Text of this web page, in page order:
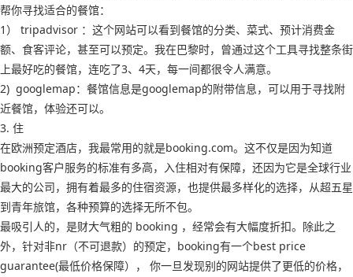
帮你寻找适合的餐馆：
1） tripadvisor ：这个网站可以看到餐馆的分类、菜式、预计消费金
额、食客评论，甚至可以预定。我在巴黎时，曾通过这个工具寻找整条街
上最好吃的餐馆，连吃了3、4天，每一间都很令人满意。
2) googlemap：餐馆信息是googlemap的附带信息，可以用于寻找附
近餐馆，体验还可以。
3. 住
在欧洲预定酒店，我最常用的就是booking.com。这不仅是因为知道
booking客户服务的标准有多高，入住相对有保障，还因为它是全球行业
最大的公司，拥有着最多的住宿资源，也提供最多样化的选择，从超五星
到青年旅馆，各种预算的选择无所不包。
最吸引人的，是财大气粗的 booking ，经常会有大幅度折扣。除此之
外，针对非nr（不可退款）的预定，booking有一个best price
guarantee(最低价格保障）， 你一旦发现别的网站提供了更低的价格，